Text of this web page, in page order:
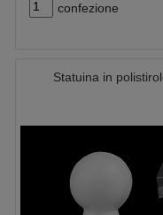
confezione
Statuina in